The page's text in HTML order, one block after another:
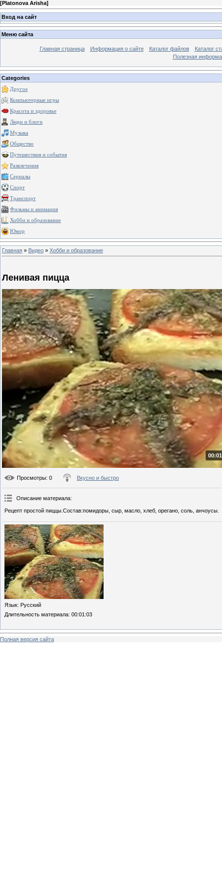
[Platonova Arisha]
Вход на сайт
Меню сайта
Главная страница Информация о сайте Каталог файлов
Каталог
Полезная
Categories
Другое
Компьютерные игры
Красота и здоровье
Люди и блоги
Музыка
Общество
Путешествия и события
Развлечения
Сериалы
Спорт
Транспорт
Фильмы и анимация
Хобби и образование
Юмор
Главная » Видео » Хобби и образование
Ленивая пицца
Просмотры: 0 Вкусно и быстро
Описание материала:
Рецепт простой пиццы.Состав:помидоры, сыр, масло, хлеб, орегано, соль, анчоусы.
Язык: Русский
Длительность материала: 00:01:03
Полная версия сайта